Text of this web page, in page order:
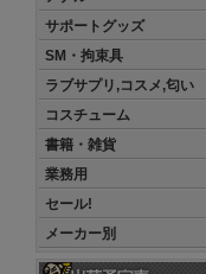
サポートグッズ
SM・拘束具
ラブサプリ,コスメ,匂い
コスチューム
書籍・雑貨
業務用
セール!
メーカー別